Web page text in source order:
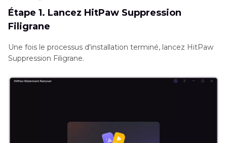
Étape 1. Lancez HitPaw Suppression
Filigrane
Une fois le processus d'installation terminé, lancez HitPaw
Suppression Filigrane.